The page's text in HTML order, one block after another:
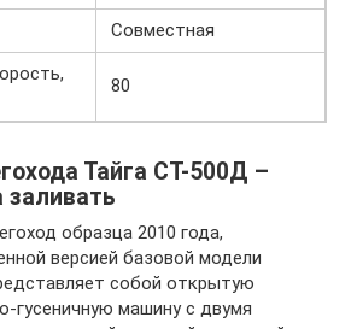
Совместная
80
Тайга СТ-500Д –
заливать
образца 2010 года,
версией базовой модели
собой открытую
гусеничную машину с двумя